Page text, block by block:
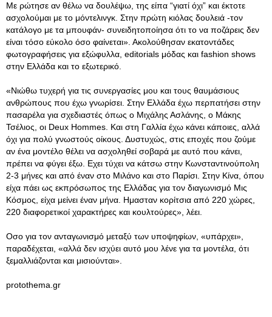
Με ρώτησε αν θέλω να δουλέψω, της είπα “γιατί όχι” και έκτοτε
ασχολούμαι με το μόντελινγκ. Στην πρώτη κιόλας δουλειά -τον
κατάλογο με τα μπουφάν- συνειδητοποίησα ότι το να ποζάρεις δεν
είναι τόσο εύκολο όσο φαίνεται». Ακολούθησαν εκατοντάδες
φωτογραφήσεις για εξώφυλλα, editorials μόδας και fashion shows
στην Ελλάδα και το εξωτερικό.
«Νιώθω τυχερή για τις συνεργασίες μου και τους θαυμάσιους
ανθρώπους που έχω γνωρίσει. Στην Ελλάδα έχω περπατήσει στην
πασαρέλα για σχεδιαστές όπως ο Μιχάλης Ασλάνης, ο Μάκης
Τσέλιος, οι Deux Hommes. Και στη Γαλλία έχω κάνει κάποιες, αλλά
όχι για πολύ γνωστούς οίκους. Δυστυχώς, στις εποχές που ζούμε
αν ένα μοντέλο θέλει να ασχοληθεί σοβαρά με αυτό που κάνει,
πρέπει να φύγει έξω. Εχει τύχει να κάτσω στην Κωνσταντινούπολη
2-3 μήνες και από έναν στο Μιλάνο και στο Παρίσι. Στην Κίνα, όπου
είχα πάει ως εκπρόσωπος της Ελλάδας για τον διαγωνισμό Mις
Κόσμος, είχα μείνει έναν μήνα. Ημασταν κορίτσια από 220 χώρες,
220 διαφορετικοί χαρακτήρες και κουλτούρες», λέει.
Οσο για τον ανταγωνισμό μεταξύ των υποψηφίων, «υπάρχει»,
παραδέχεται, «αλλά δεν ισχύει αυτό μου λένε για τα μοντέλα, ότι
ξεμαλλιάζονται και μισιούνται».
protothema.gr